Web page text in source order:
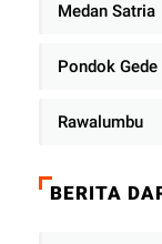
Medan Satria
Pondok Gede
Rawalumbu
BERITA